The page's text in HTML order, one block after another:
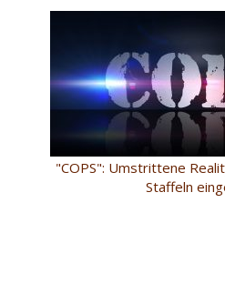
"COPS": Umstrittene
Staffeln